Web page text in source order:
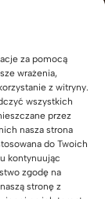
za pomocą
wrażenia,
z witryny.
wszystkich
przez
nasza strona
do Twoich
kontynuując
zgodę na
stronę z